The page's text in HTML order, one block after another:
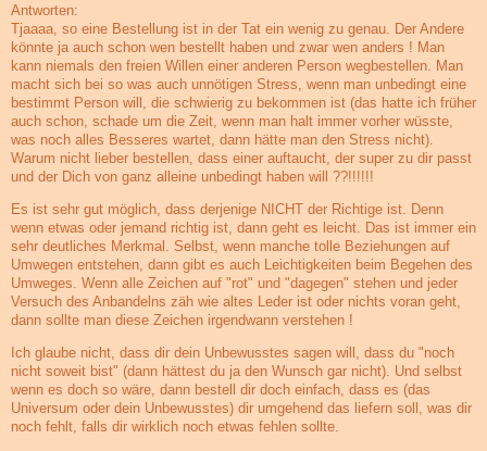
Antworten:
Tjaaaa, so eine Bestellung ist in der Tat ein wenig zu genau. Der Andere
könnte ja auch schon wen bestellt haben und zwar wen anders ! Man
kann niemals den freien Willen einer anderen Person wegbestellen. Man
macht sich bei so was auch unnötigen Stress, wenn man unbedingt eine
bestimmt Person will, die schwierig zu bekommen ist (das hatte ich früher
auch schon, schade um die Zeit, wenn man halt immer vorher wüsste,
was noch alles Besseres wartet, dann hätte man den Stress nicht).
Warum nicht lieber bestellen, dass einer auftaucht, der super zu dir passt
und der Dich von ganz alleine unbedingt haben will ??!!!!!!
Es ist sehr gut möglich, dass derjenige NICHT der Richtige ist. Denn
wenn etwas oder jemand richtig ist, dann geht es leicht. Das ist immer ein
sehr deutliches Merkmal. Selbst, wenn manche tolle Beziehungen auf
Umwegen entstehen, dann gibt es auch Leichtigkeiten beim Begehen des
Umweges. Wenn alle Zeichen auf "rot" und "dagegen" stehen und jeder
Versuch des Anbandelns zäh wie altes Leder ist oder nichts voran geht,
dann sollte man diese Zeichen irgendwann verstehen !
Ich glaube nicht, dass dir dein Unbewusstes sagen will, dass du "noch
nicht soweit bist" (dann hättest du ja den Wunsch gar nicht). Und selbst
wenn es doch so wäre, dann bestell dir doch einfach, dass es (das
Universum oder dein Unbewusstes) dir umgehend das liefern soll, was dir
noch fehlt, falls dir wirklich noch etwas fehlen sollte.